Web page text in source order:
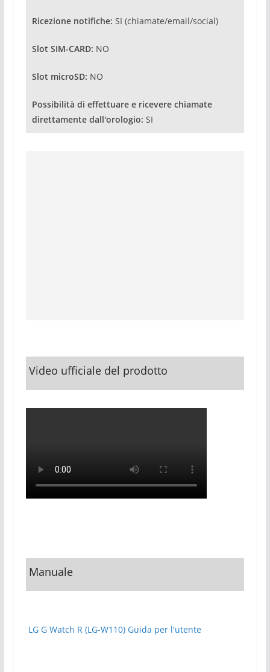
Ricezione notifiche: SI (chiamate/email/social)
Slot SIM-CARD: NO
Slot microSD: NO
Possibilità di effettuare e ricevere chiamate
direttamente dall'orologio: SI
Video ufficiale del prodotto
Manuale
LG G Watch R (LG-W110) Guida per l'utente